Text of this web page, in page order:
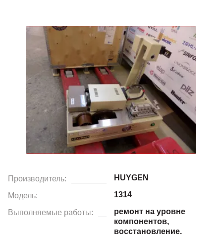
Производитель: HUYGEN
Модель: 1314
Выполняемые работы:
ремонт на уровне
компонентов,
восстановление.